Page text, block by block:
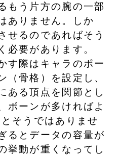
もう片方の腕の一部
ありません。しか
せるのであればそう
必要があります。
す際はキャラのポー
（骨格）を設定し、
ある頂点を関節とし
ボーンが多ければよ
そうではありませ
るとデータの容量が
挙動が重くなってし